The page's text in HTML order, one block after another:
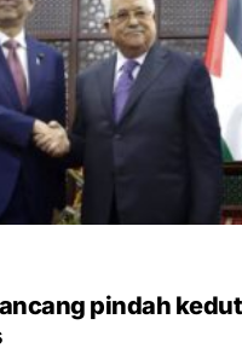
pindah